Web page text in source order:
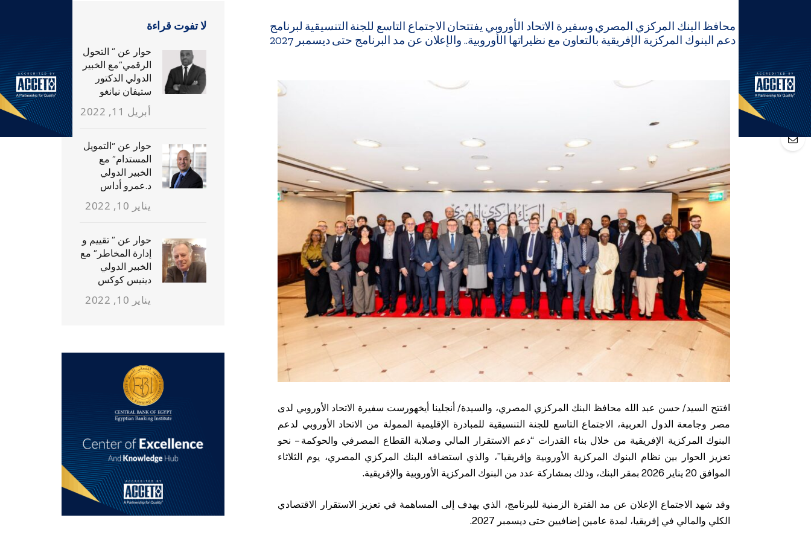
محافظ البنك المركزي المصري وسفيرة الاتحاد الأوروبي يفتتحان الاجتماع التاسع للجنة التنسيقية لبرنامج
دعم البنوك المركزية الإفريقية بالتعاون مع نظيراتها الأوروبية.. والإعلان عن مد البرنامج حتى ديسمبر 2027
افتتح السيد/ حسن عبد الله محافظ البنك المركزي المصري، والسيدة/ أنجلينا أيخهورست سفيرة الاتحاد الأوروبي لدى
مصر وجامعة الدول العربية، الاجتماع التاسع للجنة التنسيقية للمبادرة الإقليمية الممولة من الاتحاد الأوروبي لدعم
البنوك المركزية الإفريقية من خلال بناء القدرات “دعم الاستقرار المالي وصلابة القطاع المصرفي والحوكمة – نحو
تعزيز الحوار بين نظام البنوك المركزية الأوروبية وإفريقيا”، والذي استضافه البنك المركزي المصري، يوم الثلاثاء
الموافق 20 يناير 2026 بمقر البنك، وذلك بمشاركة عدد من البنوك المركزية الأوروبية والإفريقية.
وقد شهد الاجتماع الإعلان عن مد الفترة الزمنية للبرنامج، الذي يهدف إلى المساهمة في تعزيز الاستقرار الاقتصادي
الكلي والمالي في إفريقيا، لمدة عامين إضافيين حتى ديسمبر 2027.
لا تفوت قراءة
حوار عن ” التحول
الرقمي”مع الخبير
الدولي الدكتور
ستيفان نيانغو
أبريل 11, 2022
حوار عن “التمويل
المستدام” مع
الخبير الدولي
د.عمرو أداس
يناير 10, 2022
حوار عن ” تقييم و
إدارة المخاطر” مع
الخبير الدولي
دينيس كوكس
يناير 10, 2022